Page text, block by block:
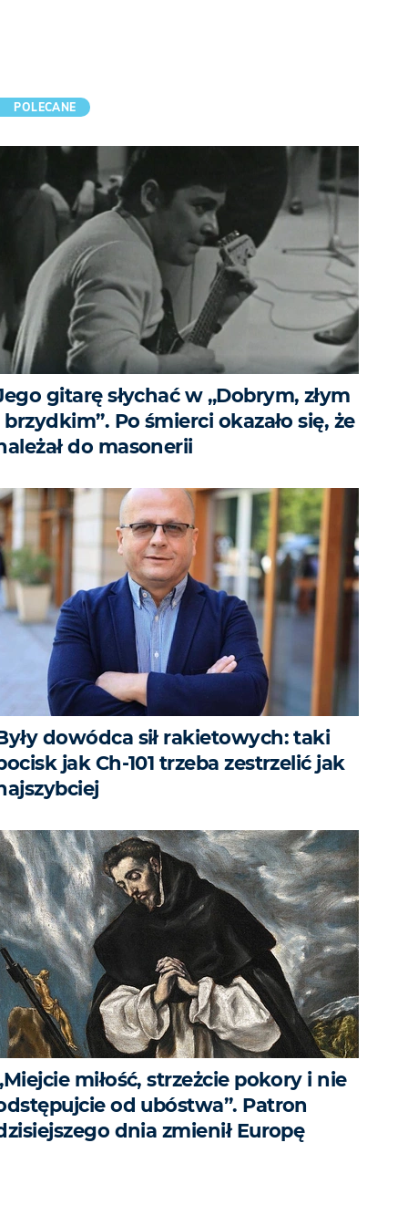
POLECANE
gitarę słychać w „Dobrym, złym
brzydkim”. Po śmierci okazało się, że
do masonerii
dowódca sił rakietowych: taki
jak Ch-101 trzeba zestrzelić jak
miłość, strzeżcie pokory i nie
od ubóstwa”. Patron
dnia zmienił Europę